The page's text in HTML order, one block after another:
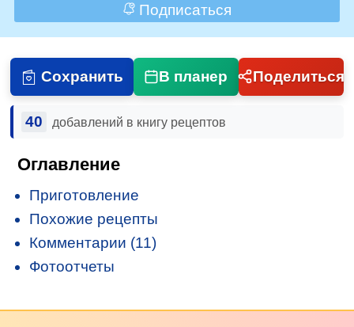
Подписаться
Сохранить В планер Поделиться
40 добавлений в книгу рецептов
Оглавление
Приготовление
Похожие рецепты
Комментарии (11)
Фотоотчеты